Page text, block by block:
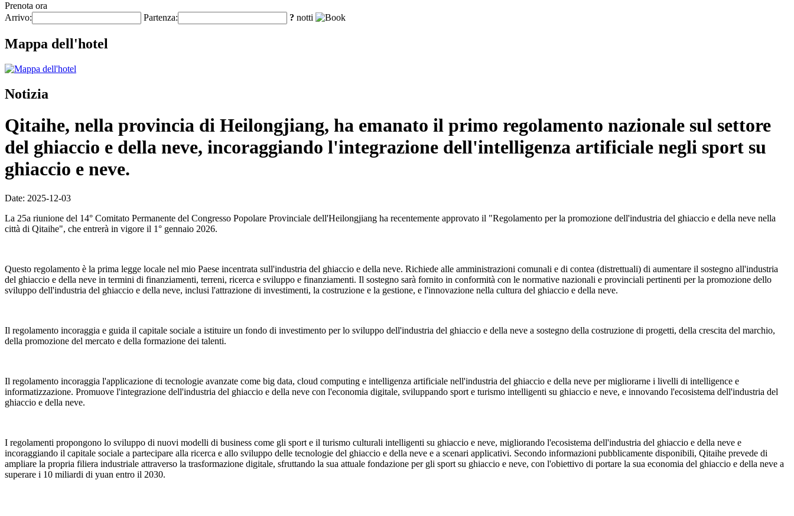
Prenota ora
Arrivo:
Partenza: ? notti
Mappa dell'hotel
Notizia
Qitaihe, nella provincia di Heilongjiang, ha emanato il primo regolamento nazionale sul settore
del ghiaccio e della neve, incoraggiando l'integrazione dell'intelligenza artificiale negli sport su
ghiaccio e neve.
Date: 2025-12-03
La 25a riunione del 14° Comitato Permanente del Congresso Popolare Provinciale dell'Heilongjiang ha recentemente approvato il "Regolamento per la promozione dell'industria del ghiaccio e della neve nella
città di Qitaihe", che entrerà in vigore il 1° gennaio 2026.
Questo regolamento è la prima legge locale nel mio Paese incentrata sull'industria del ghiaccio e della neve. Richiede alle amministrazioni comunali e di contea (distrettuali) di aumentare il sostegno all'industria
del ghiaccio e della neve in termini di finanziamenti, terreni, ricerca e sviluppo e finanziamenti. Il sostegno sarà fornito in conformità con le normative nazionali e provinciali pertinenti per la promozione dello
sviluppo dell'industria del ghiaccio e della neve, inclusi l'attrazione di investimenti, la costruzione e la gestione, e l'innovazione nella cultura del ghiaccio e della neve.
Il regolamento incoraggia e guida il capitale sociale a istituire un fondo di investimento per lo sviluppo dell'industria del ghiaccio e della neve a sostegno della costruzione di progetti, della crescita del marchio,
della promozione del mercato e della formazione dei talenti.
Il regolamento incoraggia l'applicazione di tecnologie avanzate come big data, cloud computing e intelligenza artificiale nell'industria del ghiaccio e della neve per migliorarne i livelli di intelligence e
informatizzazione. Promuove l'integrazione dell'industria del ghiaccio e della neve con l'economia digitale, sviluppando sport e turismo intelligenti su ghiaccio e neve, e innovando l'ecosistema dell'industria del
ghiaccio e della neve.
I regolamenti propongono lo sviluppo di nuovi modelli di business come gli sport e il turismo culturali intelligenti su ghiaccio e neve, migliorando l'ecosistema dell'industria del ghiaccio e della neve e
incoraggiando il capitale sociale a partecipare alla ricerca e allo sviluppo delle tecnologie del ghiaccio e della neve e a scenari applicativi. Secondo informazioni pubblicamente disponibili, Qitaihe prevede di
ampliare la propria filiera industriale attraverso la trasformazione digitale, sfruttando la sua attuale fondazione per gli sport su ghiaccio e neve, con l'obiettivo di portare la sua economia del ghiaccio e della neve a
superare i 10 miliardi di yuan entro il 2030.